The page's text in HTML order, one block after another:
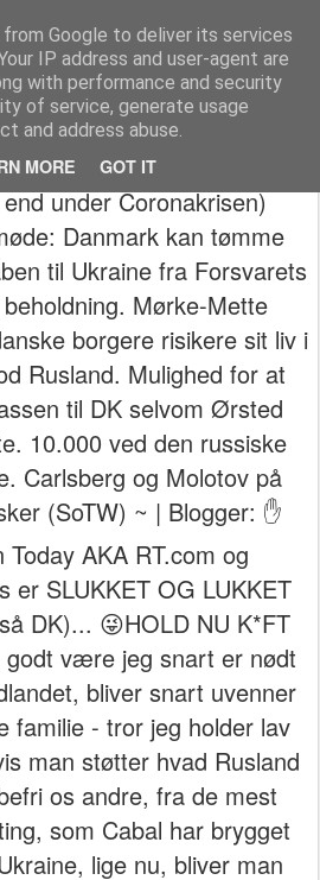
Google to deliver its services
IP address and user-agent are
with performance and security
of service, generate usage
and address abuse.
MORE GOT IT
The universe is eternal, infinite and vibrant, a conscious cosmos
af A og B-liste borgere
under Coronakrisen)
Danmark kan tømme
til Ukraine fra Forsvarets
Mørke-Mette
borgere risikere sit liv i
Rusland. Mulighed for at
til DK selvom Ørsted
10.000 ved den russiske
Carlsberg og Molotov på
(SoTW) ~ | Blogger: ✋
Today AKA RT.com og
er SLUKKET OG LUKKET
DK)... 😜HOLD NU K*FT
godt være jeg snart er nødt
bliver snart uvenner
familie - tror jeg holder lav
man støtter hvad Rusland
os andre, fra de mest
som Cabal har brygget
lige nu, bliver man